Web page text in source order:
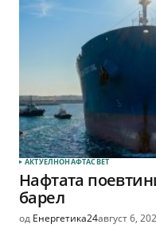
АКТУЕЛНОНАФТАСВЕТ
Нафтата
барел
од Енергетика24август 6,